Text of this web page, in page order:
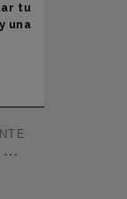
tu
una
¿QUÉ ES EL BRUXISMO O RECHINAMIENTO DE DIENTES?